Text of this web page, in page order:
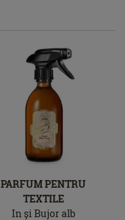
PARFUM PENTRU
TEXTILE
In și Bujor alb